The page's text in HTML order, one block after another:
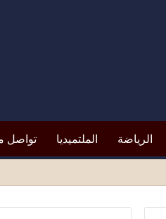
الرياضة الملتميديا تواصل